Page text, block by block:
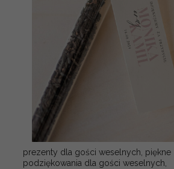
prezenty dla gości weselnych, piękne
podziękowania dla gości weselnych,